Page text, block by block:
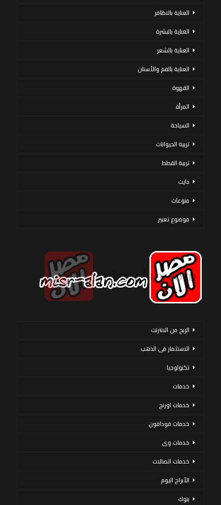
العناية بالاظافر
العناية بالبشرة
العناية بالشعر
العناية بالفم والأسنان
القهوة
المرأة
السياحة
تربية الحيوانات
تربية القطط
دايت
منوعات
موضوع تعبير
الربح من الانترنت
الاستثمار فى الذهب
تكنولوجيا
خدمات
خدمات اورنج
خدمات فودافون
خدمات وى
خدمات اتصالات
الأبراج اليوم
بنوك